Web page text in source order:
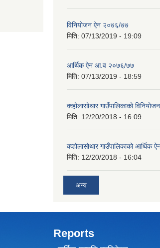
विनियोजन ऐन २०७६/७७
मिति: 07/13/2019 - 19:09
आर्थिक ऐन आ.व २०७६/७७
मिति: 07/13/2019 - 18:59
क्व्होलासोथार गाउँपालिकाको
मिति: 12/20/2018 - 16:09
क्व्होलासोथार गाउँपालिकाको आर्थिक
मिति: 12/20/2018 - 16:04
अन्य
Reports